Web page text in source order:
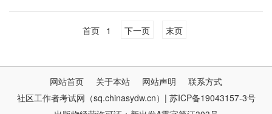
首页 1 下一页 末页
网站首页 关于本站 网站声明
联系方式
社区工作者考试网（sq.chinasydw.cn）| 苏ICP备19043157-3号